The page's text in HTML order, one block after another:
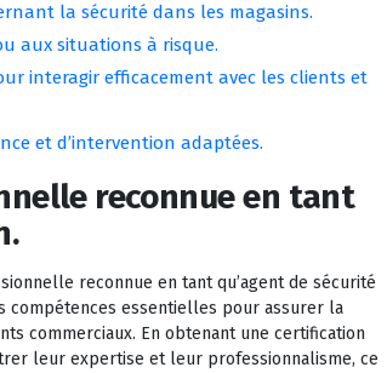
la sécurité dans les magasins.
aux situations à risque.
interagir efficacement avec les clients et
et d’intervention adaptées.
reconnue en tant
reconnue en tant qu’agent de sécurité
compétences essentielles pour assurer la
commerciaux. En obtenant une certification
leur expertise et leur professionnalisme, ce